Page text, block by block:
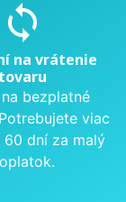
sync
na vrátenie
tovaru
bezplatné
viac
60 dní za malý